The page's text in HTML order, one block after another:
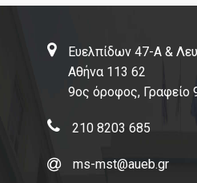
Ευελπίδων 47-Α &
Αθήνα 113 62
9ος όροφος, Γραφείο
210 8203 685
ms-mst@aueb.gr